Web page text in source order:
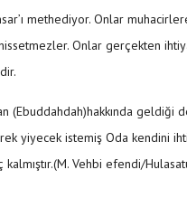
methediyor. Onlar
Onlar gerçekten
(Ebuddahdah)hakkında
yiyecek istemiş Oda kendini
kalmıştır.(M. Vehbi efendi/